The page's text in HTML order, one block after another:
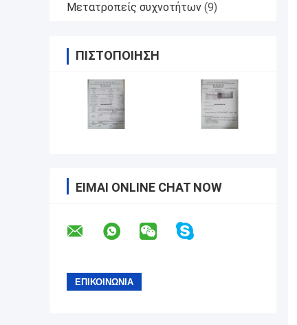
Μετατροπείς συχνοτήτων (9)
ΠΙΣΤΟΠΟΊΗΣΗ
ΕΊΜΑΙ ONLINE CHAT NOW